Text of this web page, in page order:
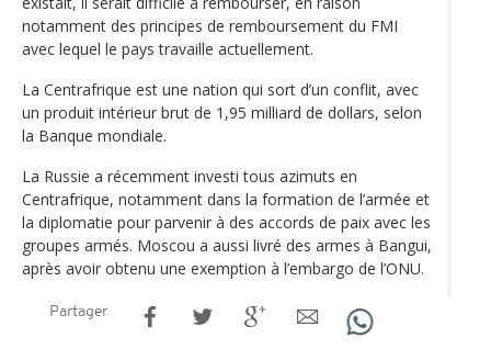
notamment des principes de remboursement du FMI
avec lequel le pays travaille actuellement.
La Centrafrique est une nation qui sort d’un conflit, avec
un produit intérieur brut de 1,95 milliard de dollars, selon
la Banque mondiale.
La Russie a récemment investi tous azimuts en
Centrafrique, notamment dans la formation de l’armée et
la diplomatie pour parvenir à des accords de paix avec les
groupes armés. Moscou a aussi livré des armes à Bangui,
après avoir obtenu une exemption à l’embargo de l’ONU.
Partager